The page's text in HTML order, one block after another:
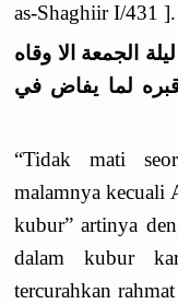
as-Shaghiir I/431 ].
الجمعة الا وقاه
قبره لما يفاض في
“Tidak mati
malamnya kecuali
kubur” artinya
dalam kubur
tercurahkan